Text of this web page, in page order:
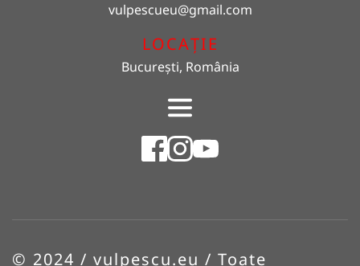
vulpescueu@gmail.com
LOCAȚIE
București, România
© 2024 / vulpescu.eu / Toate